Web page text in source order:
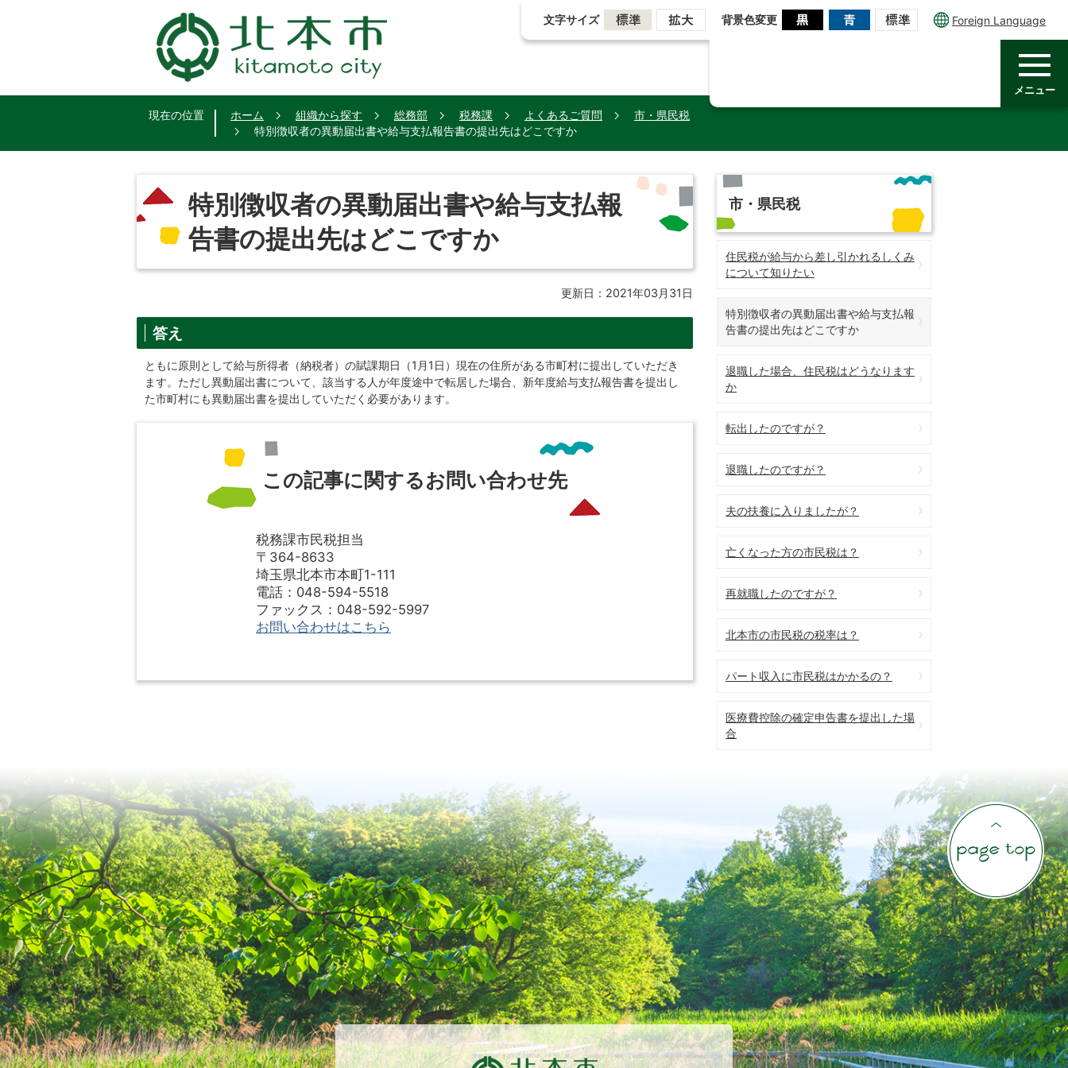
文字サイズ 背景色変更 Foreign Language
メニュー
現在の位置 ホーム 組織から探す 総務部 税務課 よくあるご質問
市・県民税
特別徴収者の異動届出書や給与支払報告書の提出先はどこですか
特別徴収者の異動届出書や給与支払報
告書の提出先はどこですか
更新日：2021年03月31日
答え
ともに原則として給与所得者（納税者）の賦課期日（1月1日）現在の住所がある市町村に提出していただき
ます。ただし異動届出書について、該当する人が年度途中で転居した場合、新年度給与支払報告書を提出し
た市町村にも異動届出書を提出していただく必要があります。
この記事に関するお問い合わせ先
税務課市民税担当
〒364-8633
埼玉県北本市本町1-111
電話：048-594-5518
ファックス：048-592-5997
お問い合わせはこちら
市・県民税
住民税が給与から差し引かれるしくみ
について知りたい
特別徴収者の異動届出書や給与支払報
告書の提出先はどこですか
退職した場合、住民税はどうなります
か
転出したのですが？
退職したのですが？
夫の扶養に入りましたが？
亡くなった方の市民税は？
再就職したのですが？
北本市の市民税の税率は？
パート収入に市民税はかかるの？
医療費控除の確定申告書を提出した場
合